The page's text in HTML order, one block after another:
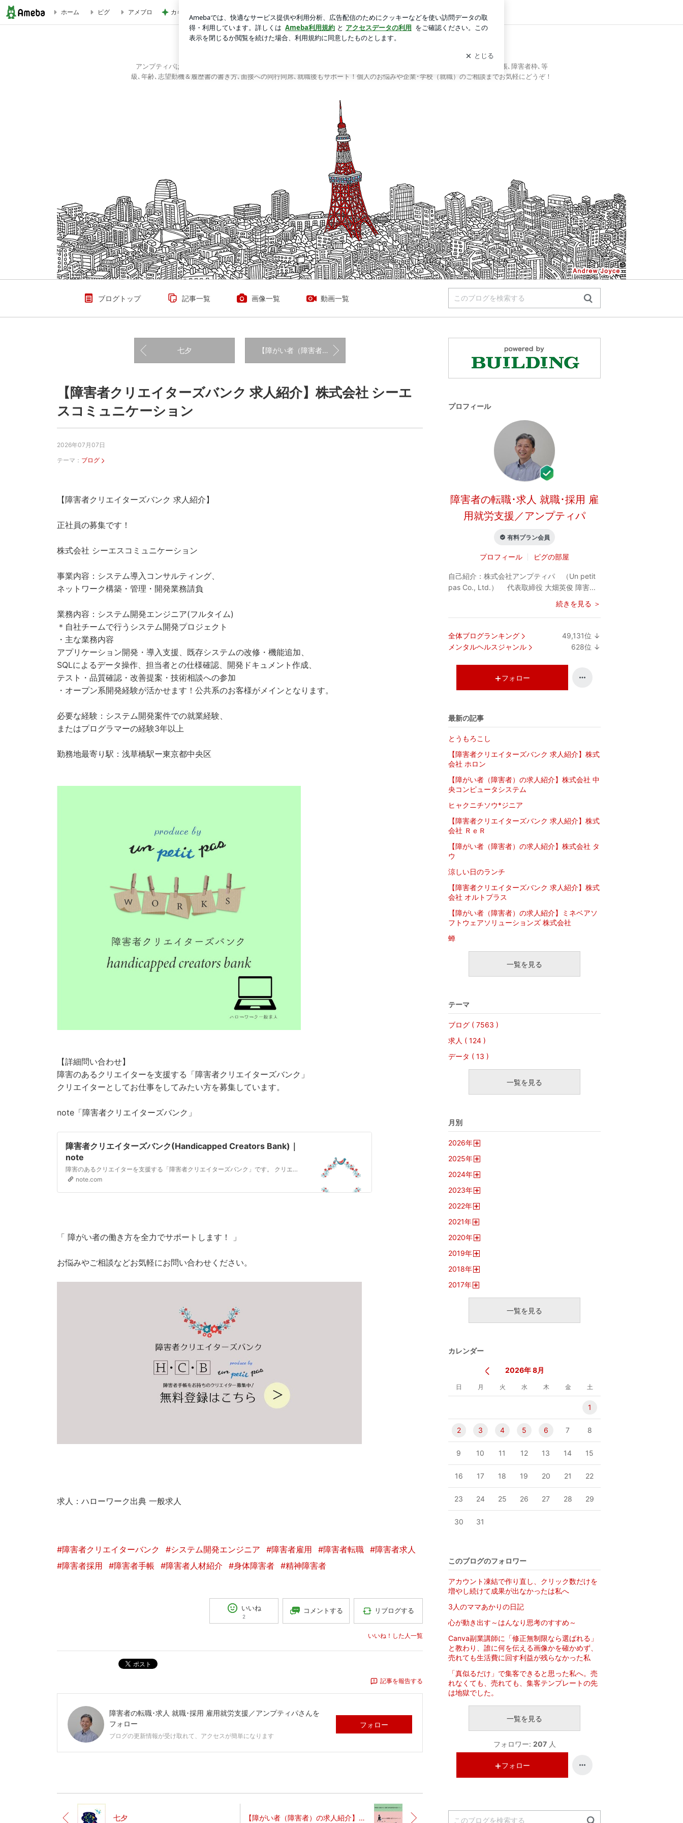
【障害者クリエイターズバンク 求人紹介】株式会社 シーエスコミュニケーション | 障害者の転職･求人 就職･採用 雇用就労支援サポートブログ
ホーム ピグ アメブロ カキカキで気持ちよさそうなうずら ログイン
障害者の転職･求人 就職･採用 雇用就労支援サポートブログ
アンプティパは､障がいをお持ちの方への転職･就職､求人情報､企業への人材紹介 正社員採用 雇用就労支援を行い､障害者手帳､障害者枠､等
級､年齢､志望動機＆履歴書の書き方､面接への同行同席､就職後もサポート！個人のお悩みや企業･学校（就職）のご相談までお気軽にどうぞ！
ブログトップ 記事一覧 画像一覧 動画一覧
七夕 【障がい者（障害者）の求人紹介】三井住友建設 株式会社
【障害者クリエイターズバンク 求人紹介】株式会社 シーエ
スコミュニケーション
2026年07月07日
テーマ： ブログ
【障害者クリエイターズバンク 求人紹介】
正社員の募集です！
株式会社 シーエスコミュニケーション
事業内容：システム導入コンサルティング、
ネットワーク構築・管理・開発業務請負
業務内容：システム開発エンジニア(フルタイム)
＊自社チームで行うシステム開発プロジェクト
・主な業務内容
アプリケーション開発・導入支援、既存システムの改修・機能追加、
SQLによるデータ操作、担当者との仕様確認、開発ドキュメント作成、
テスト・品質確認・改善提案・技術相談への参加
・オープン系開発経験が活かせます！公共系のお客様がメインとなります。
必要な経験：システム開発案件での就業経験、
またはプログラマーの経験3年以上
勤務地最寄り駅：浅草橋駅ー東京都中央区
【詳細問い合わせ】
障害のあるクリエイターを支援する「障害者クリエイターズバンク」
クリエイターとしてお仕事をしてみたい方を募集しています。
note「障害者クリエイターズバンク」
障害者クリエイターズバンク(Handicapped Creators Bank)｜
note
障害のあるクリエイターを支援する「障害者クリエイターズバンク」です。 クリエイターとしてお仕事をしてみたい方を募集しています。 働く障害者を応援するnoteを目指し、情報を発信していきます。
note.com
「 障がい者の働き方を全力でサポートします！ 」
お悩みやご相談などお気軽にお問い合わせください。
求人：ハローワーク出典 一般求人
#障害者クリエイターバンク #システム開発エンジニア #障害者雇用 #障害者転職 #障害者求人
#障害者採用
#障害者手帳 #障害者人材紹介 #身体障害者 #精神障害者
いいね
2
コメントする リブログする
いいね！した人一覧
ポスト
記事を報告する
障害者の転職･求人 就職･採用 雇用就労支援／アンプティパさんを
フォロー
ブログの更新情報が受け取れて、アクセスが簡単になります
フォロー
七夕 【障がい者（障害者）の求人紹介】三井住友建設 株式会社
プロフィール
障害者の転職･求人 就職･採用 雇
用就労支援／アンプティパ
有料プラン会員
プロフィール ピグの部屋
自己紹介： 株式会社アンプティパ （Un petit
pas Co., Ltd.） 代表取締役 大畑英俊 障害...
続きを見る ＞
全体ブログランキング 49,131位 ↓
メンタルヘルスジャンル 628位 ↓
フォロー
最新の記事
とうもろこし
【障害者クリエイターズバンク 求人紹介】株式
会社 ホロン
【障がい者（障害者）の求人紹介】株式会社 中
央コンピュータシステム
ヒャクニチソウ*ジニア
【障害者クリエイターズバンク 求人紹介】株式
会社 ＲｅＲ
【障がい者（障害者）の求人紹介】株式会社 タ
ウ
涼しい日のランチ
【障害者クリエイターズバンク 求人紹介】株式
会社 オルトプラス
【障がい者（障害者）の求人紹介】ミネベアソ
フトウェアソリューションズ 株式会社
蝉
一覧を見る
テーマ
ブログ ( 7563 )
求人 ( 124 )
データ ( 13 )
一覧を見る
月別
2026年
2025年
2024年
2023年
2022年
2021年
2020年
2019年
2018年
2017年
一覧を見る
カレンダー
2026年 8月
日 月 火 水 木 金 土
1
2 3 4 5 6 7 8
9 10 11 12 13 14 15
16 17 18 19 20 21 22
23 24 25 26 27 28 29
30 31
このブログのフォロワー
アカウント凍結で作り直し、クリック数だけを
増やし続けて成果が出なかったは私へ
3人のママあかりの日記
心が動き出す～はんなり思考のすすめ～
Canva副業講師に「修正無制限なら選ばれる」
と教わり、誰に何を伝える画像かを確かめず、
売れても生活費に回す利益が残らなかった私
「真似るだけ」で集客できると思った私へ。売
れなくても、売れても、集客テンプレートの先
は地獄でした。
一覧を見る
フォロワー: 207 人
フォロー